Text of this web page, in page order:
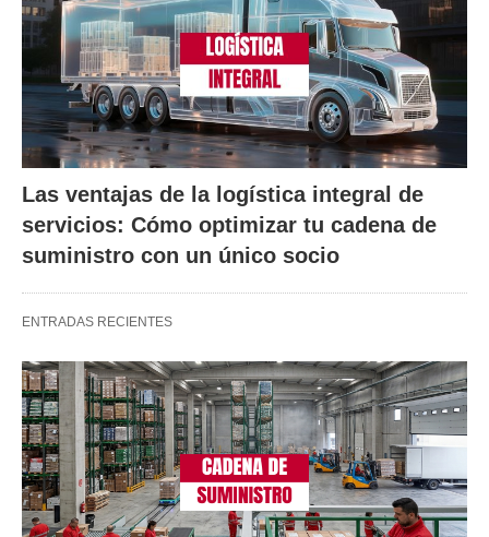
Las ventajas de la logística integral de
servicios: Cómo optimizar tu cadena de
suministro con un único socio
ENTRADAS RECIENTES